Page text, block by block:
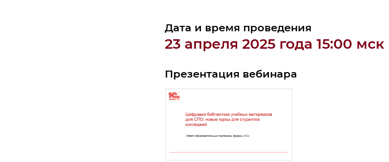
Дата и время проведения
23 апреля 2025 года 15:00 мск
Презентация вебинара